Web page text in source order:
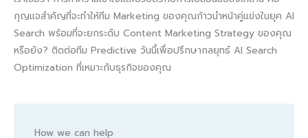
กุญแจสำคัญที่จะทำให้ทีม Marketing ของคุณก้าวนำหน้าคู่แข่งในยุค AI
Search พร้อมที่จะยกระดับ Content Marketing Strategy ของคุณ
หรือยัง? ติดต่อทีม Predictive วันนี้เพื่อปรึกษากลยุทธ์ AI Search
Optimization ที่เหมาะกับธุรกิจของคุณ
How we can help